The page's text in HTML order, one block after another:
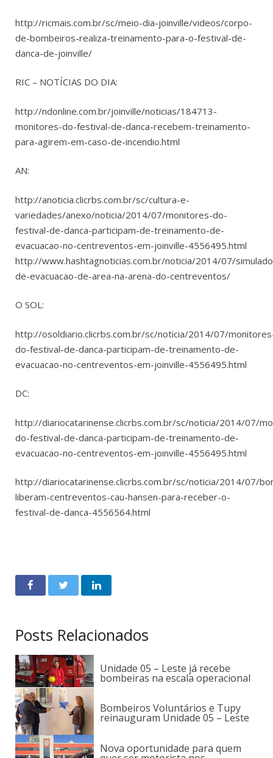
http://ricmais.com.br/sc/meio-dia-joinville/videos/corpo-
de-bombeiros-realiza-treinamento-para-o-festival-de-
danca-de-joinville/
RIC – NOTÍCIAS DO DIA:
http://ndonline.com.br/joinville/noticias/184713-
monitores-do-festival-de-danca-recebem-treinamento-
para-agirem-em-caso-de-incendio.html
AN:
http://anoticia.clicrbs.com.br/sc/cultura-e-
variedades/anexo/noticia/2014/07/monitores-do-
festival-de-danca-participam-de-treinamento-de-
evacuacao-no-centreventos-em-joinville-4556495.html
http://www.hashtagnoticias.com.br/noticia/2014/07/
de-evacuacao-de-area-na-arena-do-centreventos/
O SOL:
http://osoldiario.clicrbs.com.br/sc/noticia/2014/07/
do-festival-de-danca-participam-de-treinamento-de-
evacuacao-no-centreventos-em-joinville-4556495.html
DC:
http://diariocatarinense.clicrbs.com.br/sc/noticia/2014/07/
do-festival-de-danca-participam-de-treinamento-de-
evacuacao-no-centreventos-em-joinville-4556495.html
http://diariocatarinense.clicrbs.com.br/sc/noticia/2014/07/
liberam-centreventos-cau-hansen-para-receber-o-
festival-de-danca-4556564.html
Posts Relacionados
Unidade 05 – Leste já recebe
bombeiras na escala operacional
Bombeiros Voluntários e Tupy
reinauguram Unidade 05 – Leste
Nova oportunidade para quem